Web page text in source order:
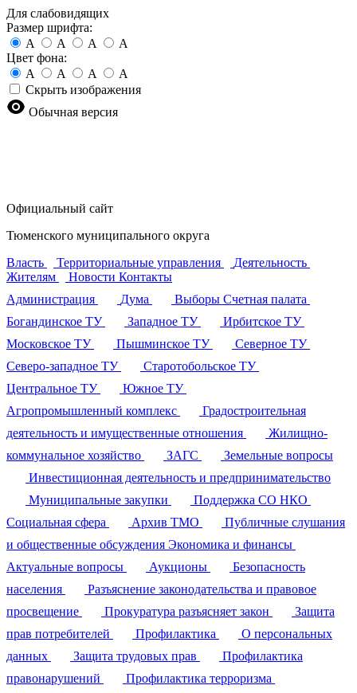
Для слабовидящих
Размер шрифта:
A
A A
A
Цвет фона:
A
A A
A
Скрыть изображения
Обычная версия
Официальный сайт
Тюменского муниципального округа
Власть
Территориальные управления
Деятельность
Жителям
Новости Контакты
Администрация
Дума Выборы Счетная палата
Богандинское ТУ
Западное ТУ
Ирбитское ТУ
Московское ТУ
Пышминское ТУ
Северное ТУ
Северо-западное ТУ
Старотобольское ТУ
Центральное ТУ
Южное ТУ
Агропромышленный комплекс
Градостроительная
деятельность и имущественные отношения
Жилищно-
коммунальное хозяйство
ЗАГС
Земельные вопросы
Инвестиционная деятельность и предпринимательство
Муниципальные закупки
Поддержка СО НКО
Социальная сфера
Архив ТМО
Публичные слушания
и общественные обсуждения Экономика и финансы
Актуальные вопросы
Аукционы
Безопасность
населения
Разъяснение законодательства и правовое
просвещение
Прокуратура разъясняет закон
Защита
прав потребителей
Профилактика
О персональных
данных
Защита трудовых прав
Профилактика
правонарушений
Профилактика терроризма